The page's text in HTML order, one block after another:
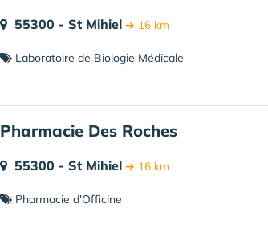
55300 - St Mihiel ➔ 16 km
Laboratoire de Biologie Médicale
Pharmacie Des Roches
55300 - St Mihiel ➔ 16 km
Pharmacie d'Officine